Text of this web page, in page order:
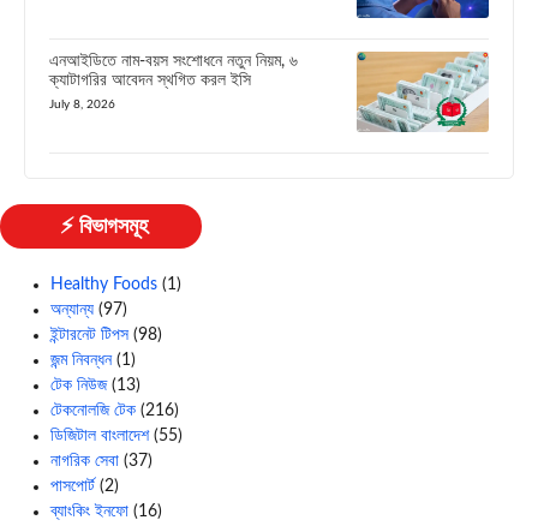
এনআইডিতে নাম-বয়স সংশোধনে নতুন নিয়ম, ৬
ক্যাটাগরির আবেদন স্থগিত করল ইসি
July 8, 2026
⚡ বিভাগসমূহ
Healthy Foods (1)
অন্যান্য (97)
ইন্টারনেট টিপস (98)
জন্ম নিবন্ধন(1)
টেক নিউজ(13)
টেকনোলজি টেক (216)
ডিজিটাল বাংলাদেশ(55)
নাগরিক সেবা (37)
পাসপোর্ট (2)
ব্যাংকিং ইনফো (16)